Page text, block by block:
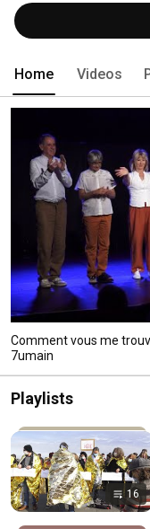
Home Videos
Comment vous me
7umain
Playlists
16